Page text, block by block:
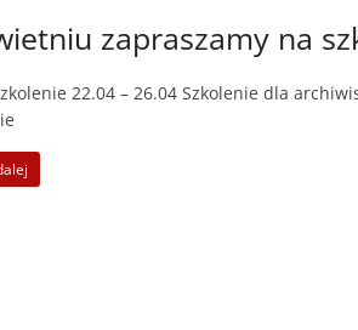
zapraszamy na
22.04 – 26.04 Szkolenie dla